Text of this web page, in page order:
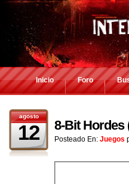
Inicio Foro
agosto
12 8-Bit Hordes
Posteado En: Juegos